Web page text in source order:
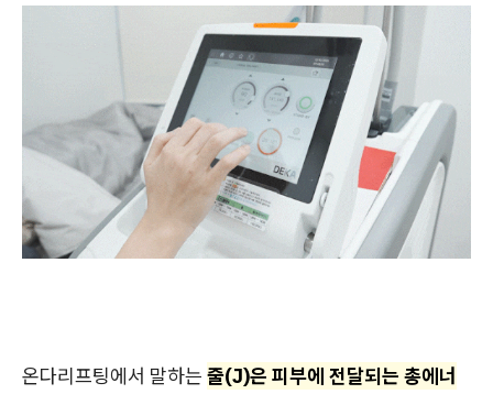
온다리프팅에서 말하는 줄(J)은 피부에 전달되는 총에너